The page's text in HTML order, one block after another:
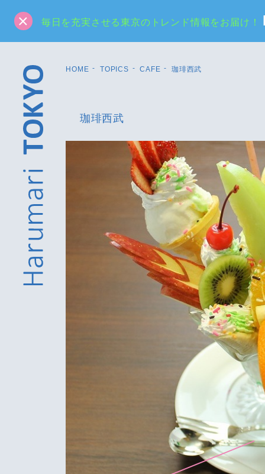
毎日を充実させる東京のトレンド情報をお届け！
HOME TOPICS CAFE 珈琲西武
珈琲西武